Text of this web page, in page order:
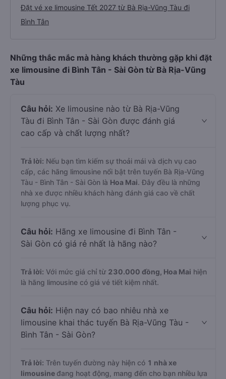
Đặt vé xe limousine Tết 2027 từ Bà Rịa-Vũng Tàu đi
Bình Tân
Những thắc mắc mà hàng khách thường gặp khi đặt
xe limousine đi Bình Tân - Sài Gòn từ Bà Rịa-Vũng
Tàu
Câu hỏi: Xe limousine nào từ Bà Rịa-Vũng
Tàu đi Bình Tân - Sài Gòn được đánh giá
cao cấp và chất lượng nhất?
Trả lời: Nếu bạn tìm kiếm sự thoải mái và dịch vụ cao
cấp, các hãng limousine nổi bật trên tuyến Bà Rịa-Vũng
Tàu - Bình Tân - Sài Gòn là Hoa Mai. Đây đều là những
nhà xe được nhiều khách hàng đánh giá cao về chất
lượng phục vụ.
Câu hỏi: Hãng xe limousine đi Bình Tân -
Sài Gòn có giá rẻ nhất là hãng nào?
Trả lời: Với mức giá chỉ từ 230.000 đồng, Hoa Mai hiện
là hãng limousine có giá vé tiết kiệm nhất.
Câu hỏi: Hiện nay có bao nhiêu nhà xe
limousine khai thác tuyến Bà Rịa-Vũng Tàu -
Bình Tân - Sài Gòn?
Trả lời: Trên tuyến đường này hiện có 1 nhà xe
limousine đang hoạt động, mang đến cho bạn nhiều lựa